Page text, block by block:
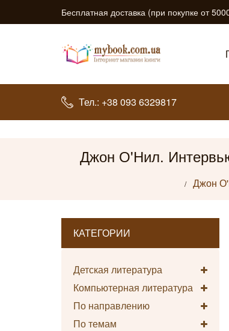
Бесплатная доставка (при покупке от
Тел.: +38 093 6329817
Джон О'Нил.
Джон
КАТЕГОРИИ
Детская литература
Компьютерная литература
По направлению
По темам